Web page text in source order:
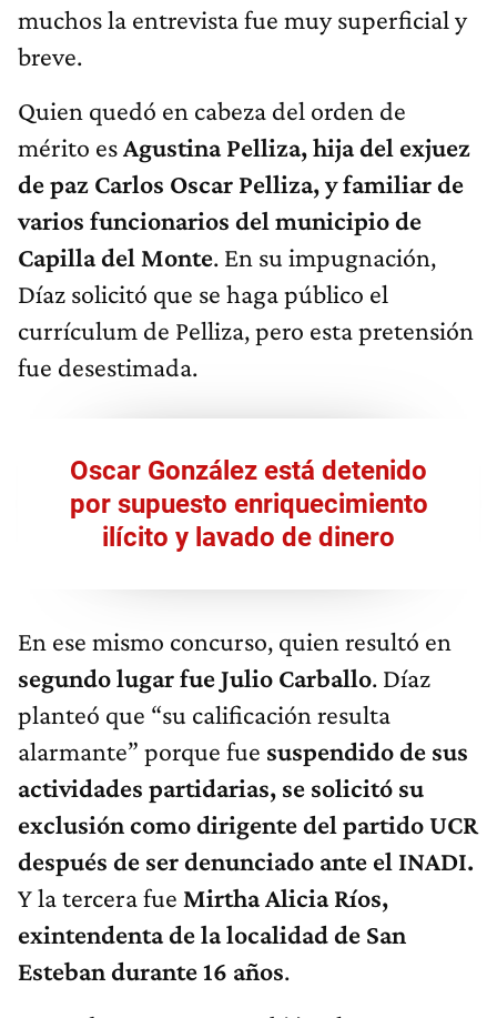
muchos la entrevista fue muy superficial y
breve.
Quien quedó en cabeza del orden de
mérito esAgustina Pelliza, hija del exjuez
de paz Carlos Oscar Pelliza, y familiar de
varios funcionarios del municipio de
Capilla del Monte. En su impugnación,
Díaz solicitó que se haga público el
currículum de Pelliza, pero esta pretensión
fue desestimada.
Oscar González está detenido
por supuesto enriquecimiento
ilícito y lavado de dinero
En ese mismo concurso, quien resultó en
segundo lugar fue Julio Carballo. Díaz
planteó que “su calificación resulta
alarmante” porque fue suspendido de sus
actividades partidarias, se solicitó su
exclusión como dirigente del partido UCR
después de ser denunciado ante el INADI.
Y la tercera fue Mirtha Alicia Ríos,
exintendenta de la localidad de San
Esteban durante 16 años.